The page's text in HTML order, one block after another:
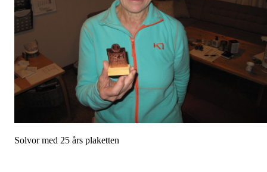
Sofie,Line og Solveig er eksempel på at orientering er for alle aldre